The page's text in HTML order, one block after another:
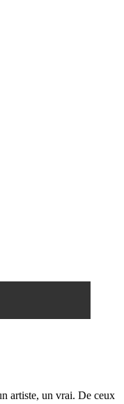
artiste, un vrai. De ceux